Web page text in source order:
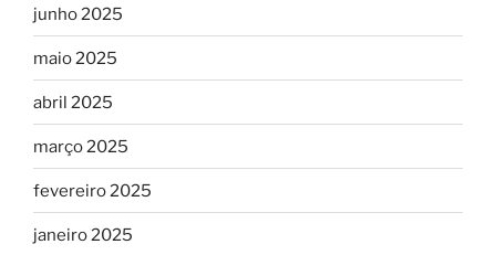
junho 2025
maio 2025
abril 2025
março 2025
fevereiro 2025
janeiro 2025